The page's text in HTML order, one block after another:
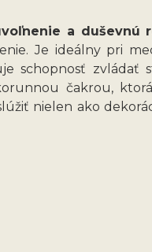
a duševnú
Je ideálny pri
schopnosť zvládať
čakrou,
nielen ako